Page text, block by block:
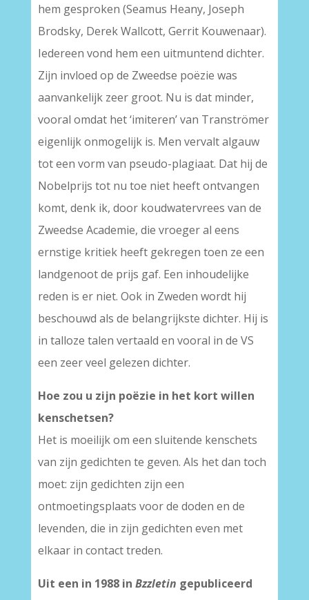
hem gesproken (Seamus Heany, Joseph
Brodsky, Derek Wallcott, Gerrit Kouwenaar).
Iedereen vond hem een uitmuntend dichter.
Zijn invloed op de Zweedse poëzie was
aanvankelijk zeer groot. Nu is dat minder,
vooral omdat het ‘imiteren’ van Tranströmer
eigenlijk onmogelijk is. Men vervalt algauw
tot een vorm van pseudo-plagiaat. Dat hij de
Nobelprijs tot nu toe niet heeft ontvangen
komt, denk ik, door koudwatervrees van de
Zweedse Academie, die vroeger al eens
ernstige kritiek heeft gekregen toen ze een
landgenoot de prijs gaf. Een inhoudelijke
reden is er niet. Ook in Zweden wordt hij
beschouwd als de belangrijkste dichter. Hij is
in talloze talen vertaald en vooral in de VS
een zeer veel gelezen dichter.
Hoe zou u zijn poëzie in het kort willen
kenschetsen?
Het is moeilijk om een sluitende kenschets
van zijn gedichten te geven. Als het dan toch
moet: zijn gedichten zijn een
ontmoetingsplaats voor de doden en de
levenden, die in zijn gedichten even met
elkaar in contact treden.
Uit een in 1988 in Bzzletin gepubliceerd